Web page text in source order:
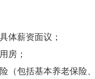
体薪资面议；
房；
（包括基本养老保险、